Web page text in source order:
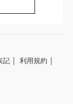
記 ｜ 利用規約 ｜